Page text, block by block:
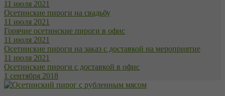
11 июля 2021
Осетинские пироги на свадьбу
11 июля 2021
Горячие осетинские пироги в офис
11 июля 2021
Осетинские пироги на заказ с доставкой на мероприятие
11 июля 2021
Осетинские пироги с доставкой в офис
1 сентября 2018